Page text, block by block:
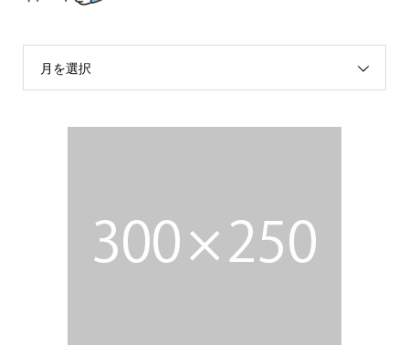
月を選択